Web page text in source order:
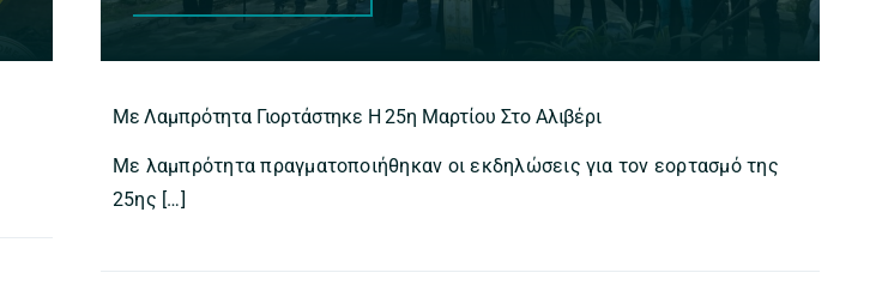
Με Λαμπρότητα Γιορτάστηκε Η 25η Μαρτίου Στο Αλιβέρι
Με λαμπρότητα πραγματοποιήθηκαν οι εκδηλώσεις για τον εορτασμό της
25ης […]